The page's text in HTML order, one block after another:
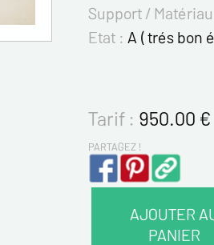
Support /
Etat : A ( trés bon
Tarif : 950.00 €
PARTAGEZ !
AJOUTER
PANIER